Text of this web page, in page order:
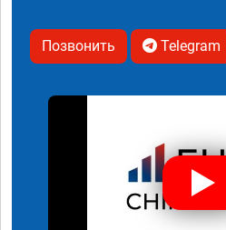
Позвонить Telegram